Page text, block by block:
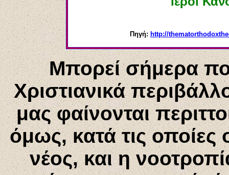
Πηγή: http://
Μπορεί σήμερα
Χριστιανικά
μας φαίνονται
όμως, κατά τις οποίες
νέος, και η